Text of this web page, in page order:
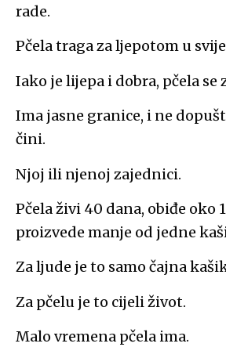
rade.
Pčela traga za ljepotom u
Iako je lijepa i dobra, pčela se
Ima jasne granice, i ne
čini.
Njoj ili njenoj zajednici.
Pčela živi 40 dana, obiđe oko
proizvede manje od jedne
Za ljude je to samo čajna
Za pčelu je to cijeli život.
Malo vremena pčela ima.